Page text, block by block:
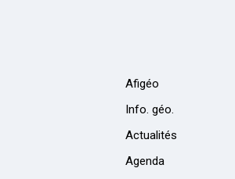
Afigéo
Info. géo.
Actualités
Agenda